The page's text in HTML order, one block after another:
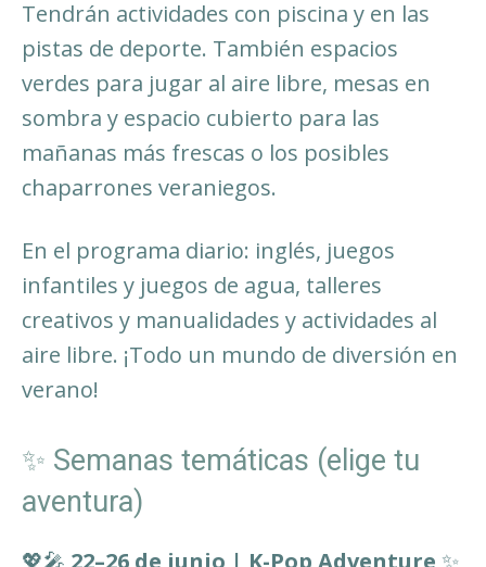
Tendrán actividades con piscina y en las
pistas de deporte. También espacios
verdes para jugar al aire libre, mesas en
sombra y espacio cubierto para las
mañanas más frescas o los posibles
chaparrones veraniegos.
En el programa diario: inglés, juegos
infantiles y juegos de agua, talleres
creativos y manualidades y actividades al
aire libre. ¡Todo un mundo de diversión en
verano!
✨ Semanas temáticas (elige tu
aventura)
💖🎤 22–26 de junio | K-Pop Adventure ✨